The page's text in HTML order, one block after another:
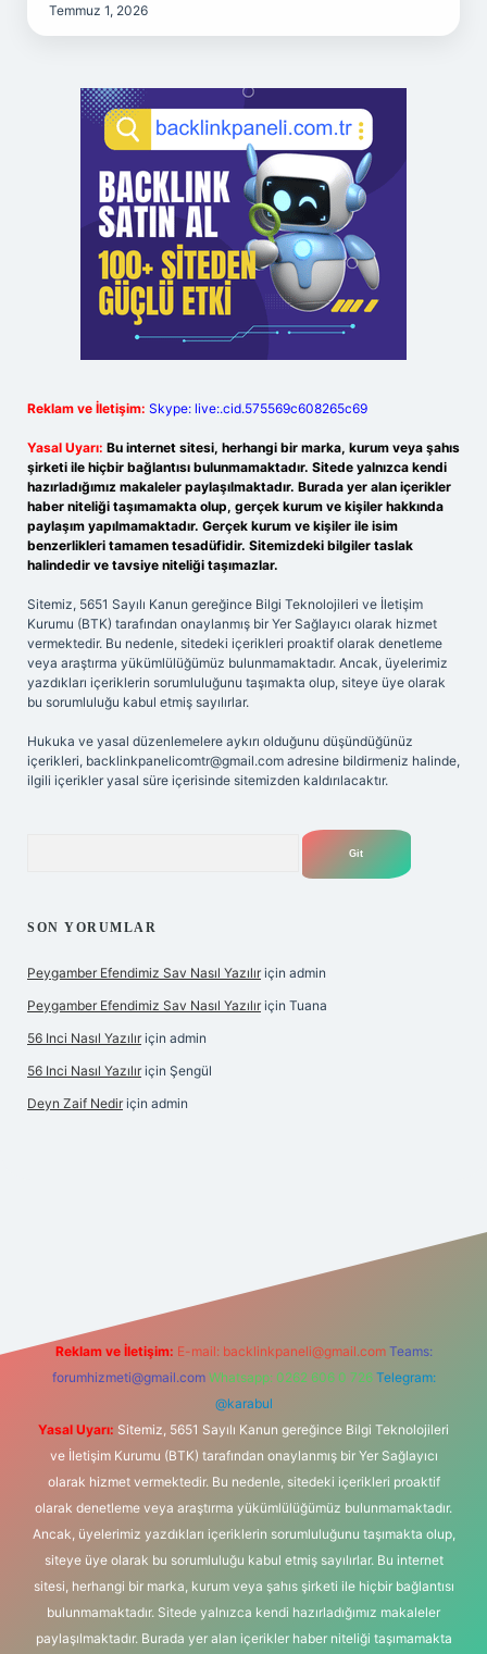
Temmuz 1, 2026
Reklam ve İletişim: Skype: live:.cid.575569c608265c69
Yasal Uyarı: Bu internet sitesi, herhangi bir marka, kurum veya şahıs
şirketi ile hiçbir bağlantısı bulunmamaktadır. Sitede yalnızca kendi
hazırladığımız makaleler paylaşılmaktadır. Burada yer alan içerikler
haber niteliği taşımamakta olup, gerçek kurum ve kişiler hakkında
paylaşım yapılmamaktadır. Gerçek kurum ve kişiler ile isim
benzerlikleri tamamen tesadüfidir. Sitemizdeki bilgiler taslak
halindedir ve tavsiye niteliği taşımazlar.
Sitemiz, 5651 Sayılı Kanun gereğince Bilgi Teknolojileri ve İletişim
Kurumu (BTK) tarafından onaylanmış bir Yer Sağlayıcı olarak hizmet
vermektedir. Bu nedenle, sitedeki içerikleri proaktif olarak denetleme
veya araştırma yükümlülüğümüz bulunmamaktadır. Ancak, üyelerimiz
yazdıkları içeriklerin sorumluluğunu taşımakta olup, siteye üye olarak
bu sorumluluğu kabul etmiş sayılırlar.
Hukuka ve yasal düzenlemelere aykırı olduğunu düşündüğünüz
içerikleri, backlinkpanelicomtr@gmail.com adresine bildirmeniz halinde,
ilgili içerikler yasal süre içerisinde sitemizden kaldırılacaktır.
SON YORUMLAR
Peygamber Efendimiz Sav Nasıl Yazılır için admin
Peygamber Efendimiz Sav Nasıl Yazılır için Tuana
56 Inci Nasıl Yazılır için admin
56 Inci Nasıl Yazılır için Şengül
Deyn Zaif Nedir için admin
Reklam ve İletişim: E-mail: backlinkpaneli@gmail.com Teams:
forumhizmeti@gmail.com Whatsapp: 0262 606 0 726 Telegram:
@karabul
Yasal Uyarı: Sitemiz, 5651 Sayılı Kanun gereğince Bilgi Teknolojileri
ve İletişim Kurumu (BTK) tarafından onaylanmış bir Yer Sağlayıcı
olarak hizmet vermektedir. Bu nedenle, sitedeki içerikleri proaktif
olarak denetleme veya araştırma yükümlülüğümüz bulunmamaktadır.
Ancak, üyelerimiz yazdıkları içeriklerin sorumluluğunu taşımakta olup,
siteye üye olarak bu sorumluluğu kabul etmiş sayılırlar. Bu internet
sitesi, herhangi bir marka, kurum veya şahıs şirketi ile hiçbir bağlantısı
bulunmamaktadır. Sitede yalnızca kendi hazırladığımız makaleler
paylaşılmaktadır. Burada yer alan içerikler haber niteliği taşımamakta